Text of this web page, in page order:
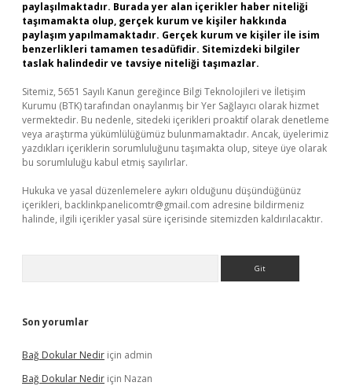
paylaşılmaktadır. Burada yer alan içerikler haber niteliği
taşımamakta olup, gerçek kurum ve kişiler hakkında
paylaşım yapılmamaktadır. Gerçek kurum ve kişiler ile isim
benzerlikleri tamamen tesadüfidir. Sitemizdeki bilgiler
taslak halindedir ve tavsiye niteliği taşımazlar.
Sitemiz, 5651 Sayılı Kanun gereğince Bilgi Teknolojileri ve İletişim
Kurumu (BTK) tarafından onaylanmış bir Yer Sağlayıcı olarak hizmet
vermektedir. Bu nedenle, sitedeki içerikleri proaktif olarak denetleme
veya araştırma yükümlülüğümüz bulunmamaktadır. Ancak, üyelerimiz
yazdıkları içeriklerin sorumluluğunu taşımakta olup, siteye üye olarak
bu sorumluluğu kabul etmiş sayılırlar.
Hukuka ve yasal düzenlemelere aykırı olduğunu düşündüğünüz
içerikleri, backlinkpanelicomtr@gmail.com adresine bildirmeniz
halinde, ilgili içerikler yasal süre içerisinde sitemizden kaldırılacaktır.
Son yorumlar
Bağ Dokular Nedir için admin
Bağ Dokular Nedir için Nazan